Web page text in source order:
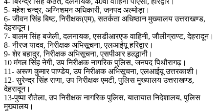
5- महेश चन्द्र, अग्निशमन अधिकारी, जनपद अल्मोड़ा।
6- जीवन सिंह बिष्ट, निरीक्षक(एम), सतर्कता अधिष्ठान मुख्यालय उत्तराखण्ड,
देहरादून।
7- बालम सिंह बजेली, दलनायक, एसडीआरएफ वाहिनी, जौलीग्राण्ट, देहरादून।
8- नीरज यादव, निरीक्षक अभिसूचना, एलआईयू हरिद्वार।
9- शेर बहादुर, निरीक्षक अभिसूचना, एसपीआर हल्द्धानी।
10 मंगल सिंह नेगी, उप निरीक्षक नागरिक पुलिस, जनपद पिथौरागढ़।
11- अरूण कुमार पाण्डेय, उप निरीक्षक अभिसूचना, एलआईयू उत्तरकाशी।
12- सुरेन्द्र सिंह राणा, उप निरीक्षक एमटी, पुलिस मुख्यालय उत्तराखण्ड,
देहरादून।
13-पुष्पा रौतेला, उप निरीक्षक नागरिक पुलिस, यातायात निदेशालय, पुलिस
मुख्यालय।